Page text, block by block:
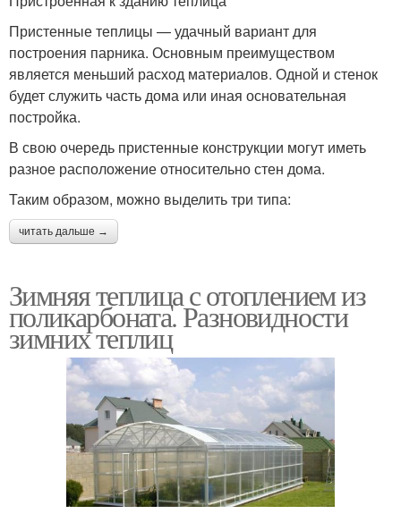
Пристенные теплицы — удачный вариант для
построения парника. Основным преимуществом
является меньший расход материалов. Одной и стенок
будет служить часть дома или иная основательная
постройка.
В свою очередь пристенные конструкции могут иметь
разное расположение относительно стен дома.
Таким образом, можно выделить три типа:
читать дальше →
Зимняя теплица с отоплением из
поликарбоната. Разновидности
зимних теплиц